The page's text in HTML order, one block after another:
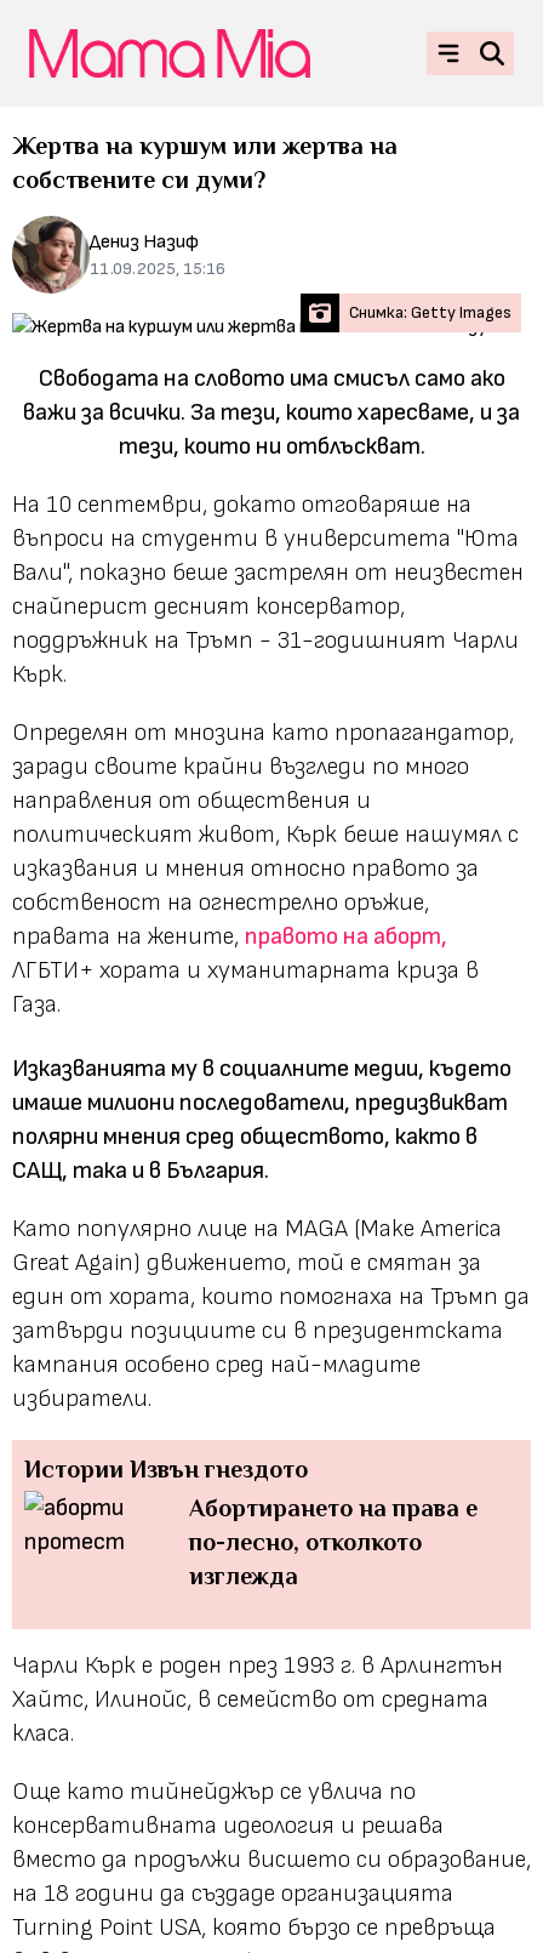
Жертва на куршум или жертва на
собствените си думи?
Дениз Назиф
11.09.2025, 15:16
Снимка: Getty Images
Свободата на словото има смисъл само ако
важи за всички. За тези, които харесваме, и за
тези, които ни отблъскват.
На 10 септември, докато отговаряше на
въпроси на студенти в университета "Юта
Вали", показно беше застрелян от неизвестен
снайперист десният консерватор,
поддръжник на Тръмп - 31-годишният Чарли
Кърк.
Определян от мнозина като пропагандатор,
заради своите крайни възгледи по много
направления от обществения и
политическият живот, Кърк беше нашумял с
изказвания и мнения относно правото за
собственост на огнестрелно оръжие,
правата на жените, правото на аборт,
ЛГБТИ+ хората и хуманитарната криза в
Газа.
Изказванията му в социалните медии, където
имаше милиони последователи, предизвикват
полярни мнения сред обществото, както в
САЩ, така и в България.
Като популярно лице на MAGA (Make America
Great Again) движението, той е смятан за
един от хората, които помогнаха на Тръмп да
затвърди позициите си в президентската
кампания особено сред най-младите
избиратели.
Истории Извън гнездото
Абортирането на права е
по-лесно, отколкото
изглежда
Чарли Кърк е роден през 1993 г. в Арлингтън
Хайтс, Илинойс, в семейство от средната
класа.
Още като тийнейджър се увлича по
консервативната идеология и решава
вместо да продължи висшето си образование,
на 18 години да създаде организацията
Turning Point USA, която бързо се превръща